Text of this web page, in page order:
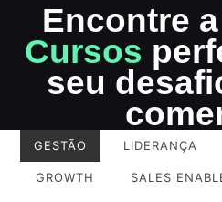
Encontre a
Cursos
seu
GESTÃO LIDERANÇA
GROWTH SALES